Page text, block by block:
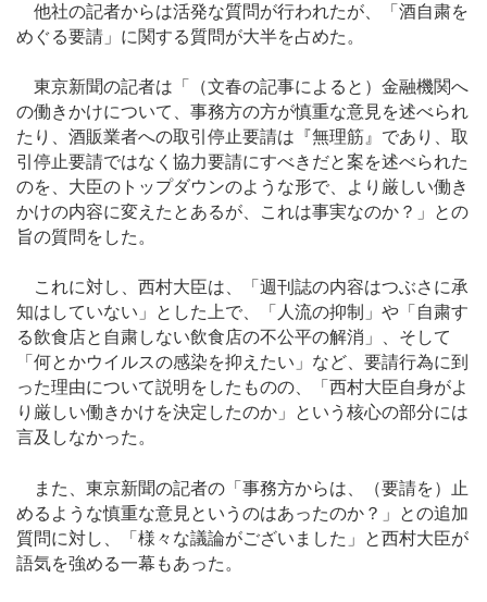
他社の記者からは活発な質問が行われたが、「酒自粛を
めぐる要請」に関する質問が大半を占めた。
東京新聞の記者は「（文春の記事によると）金融機関へ
の働きかけについて、事務方の方が慎重な意見を述べられ
たり、酒販業者への取引停止要請は『無理筋』であり、取
引停止要請ではなく協力要請にすべきだと案を述べられた
のを、大臣のトップダウンのような形で、より厳しい働き
かけの内容に変えたとあるが、これは事実なのか？」との
旨の質問をした。
これに対し、西村大臣は、「週刊誌の内容はつぶさに承
知はしていない」とした上で、「人流の抑制」や「自粛す
る飲食店と自粛しない飲食店の不公平の解消」、そして
「何とかウイルスの感染を抑えたい」など、要請行為に到
った理由について説明をしたものの、「西村大臣自身がよ
り厳しい働きかけを決定したのか」という核心の部分には
言及しなかった。
また、東京新聞の記者の「事務方からは、（要請を）止
めるような慎重な意見というのはあったのか？」との追加
質問に対し、「様々な議論がございました」と西村大臣が
語気を強める一幕もあった。